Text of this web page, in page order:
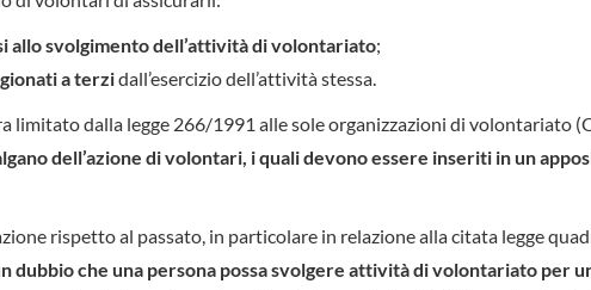
allo svolgimento dell’attività di volontariato;
a terzidall’esercizio dell’attività stessa.
limitato dalla legge 266/1991 alle sole organizzazioni di volontariato
dell’azione di volontari, i quali devono essere inseriti in un
rispetto al passato, in particolare in relazione alla citata legge
dubbio che una persona possa svolgere attività di volontariato per